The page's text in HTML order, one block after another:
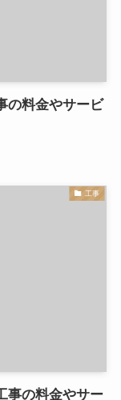
の料金やサービ
工事
事の料金やサー